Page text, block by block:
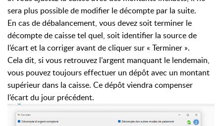
sera plus possible de modifier le décompte par la suite.
En cas de débalancement, vous devez soit terminer le
décompte de caisse tel quel, soit identifier la source de
l’écart et la corriger avant de cliquer sur « Terminer ».
Cela dit, si vous retrouvez l’argent manquant le lendemain,
vous pouvez toujours effectuer un dépôt avec un montant
supérieur dans la caisse. Ce dépôt viendra compenser
l’écart du jour précédent.